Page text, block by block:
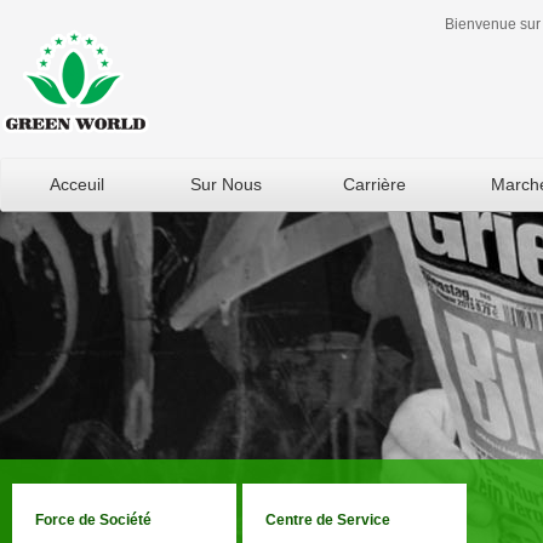
Bienvenue
Acceuil Sur Nous Carrière
Force de Société Centre de Service